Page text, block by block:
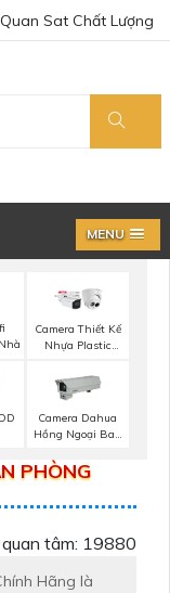
Sat Chất Lượng
MENU
Camera Thiết Kế
Nhựa Plastic
Camera Dahua
Hồng Ngoại Ban
PHÒNG
tâm: 19880
Hãng là